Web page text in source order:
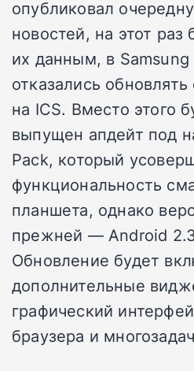
опубликовал
новостей, на этот
их данным, в
отказались
на ICS. Вместо этого
выпущен апдейт под
Pack, который
функциональность
планшета, однако
прежней — Android
Обновление будет
дополнительные
графический
браузера и